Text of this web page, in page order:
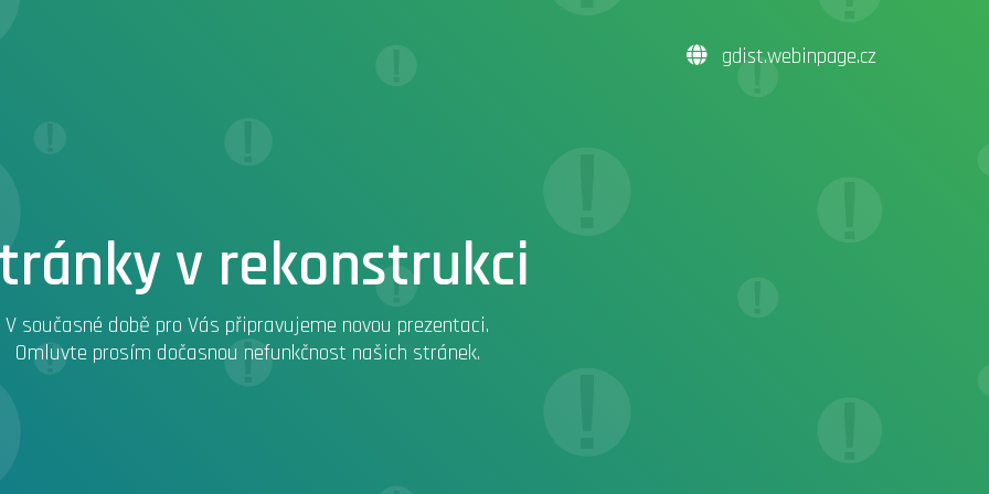
gdist.webinpage.cz
v rekonstrukci
V současné době pro Vás připravujeme novou prezentaci.
Omluvte prosím dočasnou nefunkčnost našich stránek.